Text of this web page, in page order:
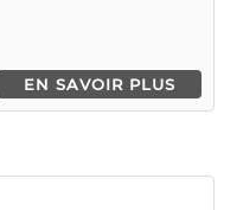
EN SAVOIR PLUS